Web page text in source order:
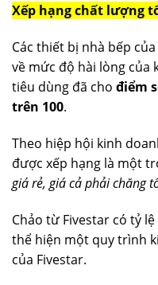
Xếp hạng chất lượng
Các thiết bị nhà bếp
về mức độ hài lòng của
tiêu dùng đã cho điểm
trên 100.
Theo hiệp hội kinh
được xếp hạng là một
giá rẻ, giá cả phải chăng
Chảo từ Fivestar có tỷ
thể hiện một quy trình
của Fivestar.